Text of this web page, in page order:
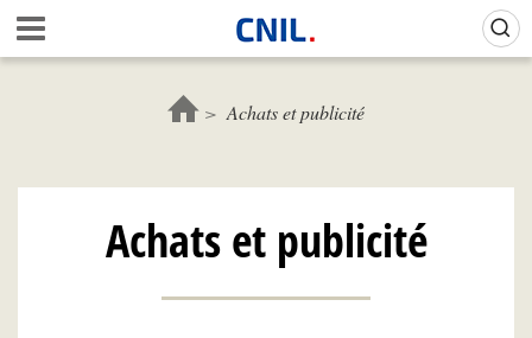
Aller
au
contenu
c
u
l
C
N
Achats et publicité
Achats et publicité
Gestion de vos préférences sur les cookies (témoins de connexion)